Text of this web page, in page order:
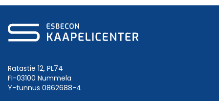
Ratastie 12, PL74
FI-03100 Nummela
Y-tunnus 0862688-4